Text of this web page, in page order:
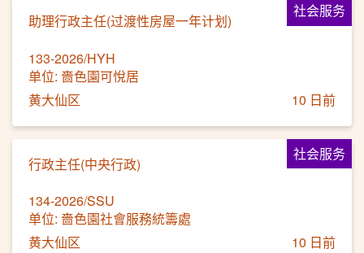
社会服务
助理行政主任(过渡性房屋一年计划)
133-2026/HYH
单位: 嗇色園可悅居
黄大仙区
10 日前
社会服务
行政主任(中央行政)
134-2026/SSU
单位: 嗇色園社會服務統籌處
黄大仙区
10 日前